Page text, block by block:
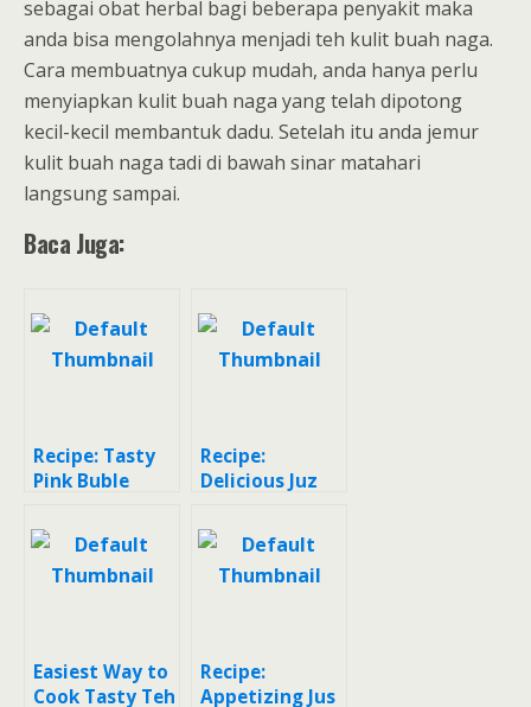
sebagai obat herbal bagi beberapa penyakit maka
anda bisa mengolahnya menjadi teh kulit buah naga.
Cara membuatnya cukup mudah, anda hanya perlu
menyiapkan kulit buah naga yang telah dipotong
kecil-kecil membantuk dadu. Setelah itu anda jemur
kulit buah naga tadi di bawah sinar matahari
langsung sampai.
Baca Juga:
Recipe: Tasty
Pink Buble
naga)
Recipe:
Delicious Juz
naga
Easiest Way to
Cook Tasty Teh
Recipe:
Appetizing Jus